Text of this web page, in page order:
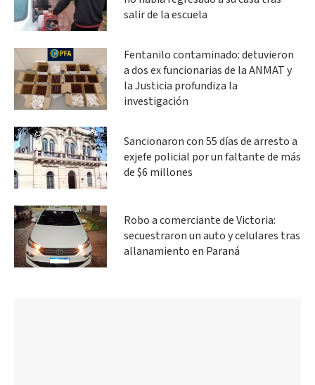
salir de la escuela
Fentanilo contaminado: detuvieron
a dos ex funcionarias de la ANMAT y
la Justicia profundiza la
investigación
Sancionaron con 55 días de arresto a
exjefe policial por un faltante de más
de $6 millones
Robo a comerciante de Victoria:
secuestraron un auto y celulares tras
allanamiento en Paraná